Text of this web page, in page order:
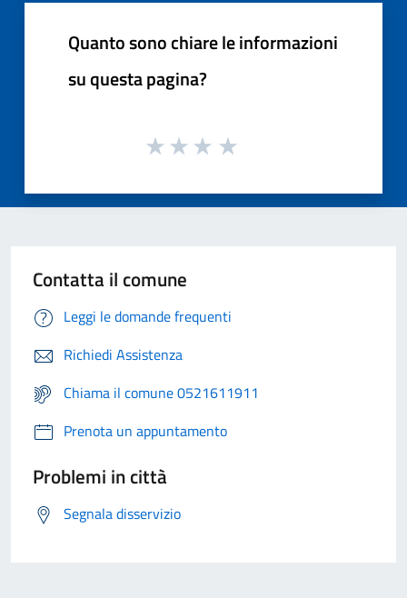
Quanto sono chiare le informazioni
su questa pagina?
Contatta il comune
Leggi le domande frequenti
Richiedi Assistenza
Chiama il comune 0521611911
Prenota un appuntamento
Problemi in città
Segnala disservizio